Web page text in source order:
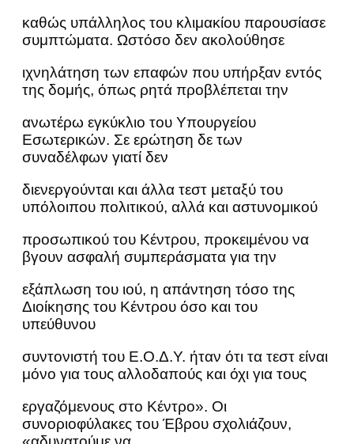
καθώς υπάλληλος του κλιμακίου παρουσίασε
συμπτώματα. Ωστόσο δεν ακολούθησε
ιχνηλάτηση των επαφών που υπήρξαν εντός
της δομής, όπως ρητά προβλέπεται την
ανωτέρω εγκύκλιο του Υπουργείου
Εσωτερικών. Σε ερώτηση δε των
συναδέλφων γιατί δεν
διενεργούνται και άλλα τεστ μεταξύ του
υπόλοιπου πολιτικού, αλλά και αστυνομικού
προσωπικού του Κέντρου, προκειμένου να
βγουν ασφαλή συμπεράσματα για την
εξάπλωση του ιού, η απάντηση τόσο της
Διοίκησης του Κέντρου όσο και του
υπεύθυνου
συντονιστή του Ε.Ο.Δ.Υ. ήταν ότι τα τεστ είναι
μόνο για τους αλλοδαπούς και όχι για τους
εργαζόμενους στο Κέντρο». Οι
συνοριοφύλακες του Έβρου σχολιάζουν,